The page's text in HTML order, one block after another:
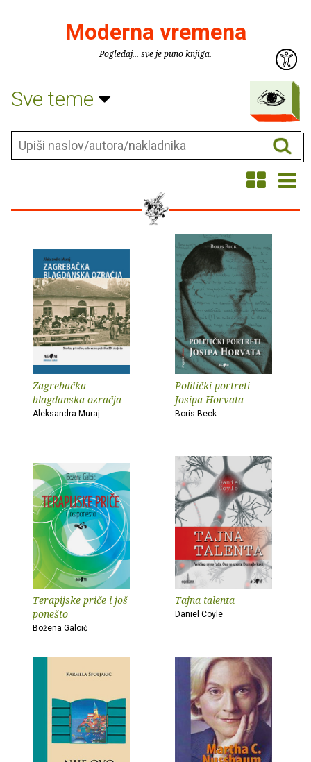
Moderna vremena
Pogledaj... sve je puno knjiga.
Sve teme
Zagrebačka
blagdanska ozračja
Aleksandra Muraj
Politički portreti
Josipa Horvata
Boris Beck
Terapijske priče i još
ponešto
Božena Galoić
Tajna talenta
Daniel Coyle